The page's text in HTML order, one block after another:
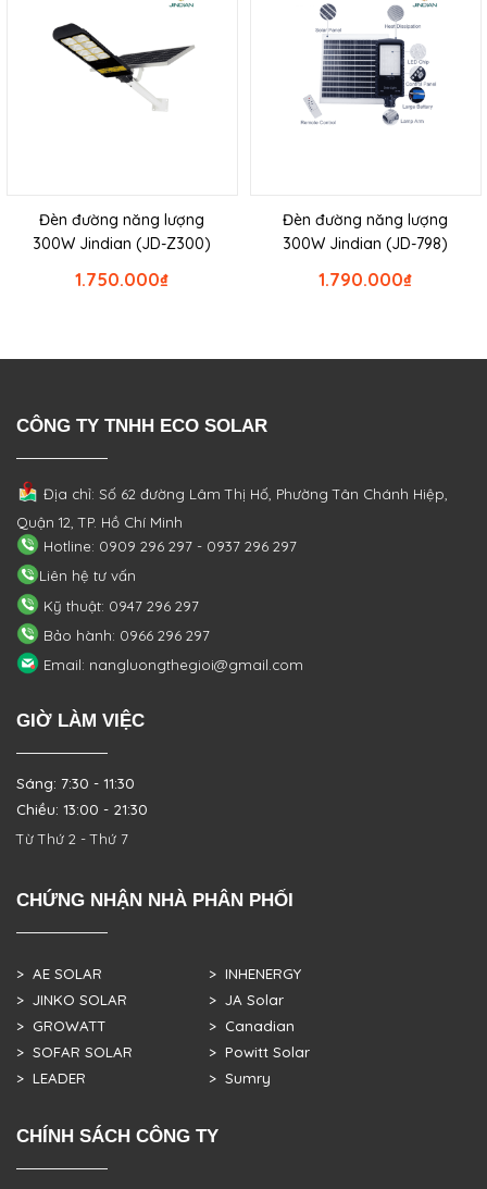
Đèn đường năng lượng
300W Jindian (JD-Z300)
₫
1.750.000
Đèn đường năng lượng
300W Jindian (JD-798)
₫
1.790.000
CÔNG TY TNHH ECO SOLAR
Địa chỉ: Số 62 đường Lâm Thị Hố, PhườngTân Chánh Hiệp,
Quận 12, TP. Hồ Chí Minh
Hotline: 0909 296 297 - 0937 296 297
Liên hệ tư vấn
Kỹ thuật: 0947 296 297
Bảo hành: 0966 296 297
Email: nangluongthegioi@gmail.com
GIỜ LÀM VIỆC
Sáng: 7:30 - 11:30
Chiều: 13:00 - 21:30
Từ Thứ 2 - Thứ 7
CHỨNG NHẬN NHÀ PHÂN PHỐI
> AE SOLAR
> JINKO SOLAR
> GROWATT
> SOFAR SOLAR
> LEADER
> INHENERGY
> JA Solar
> Canadian
> Powitt Solar
> Sumry
CHÍNH SÁCH CÔNG TY